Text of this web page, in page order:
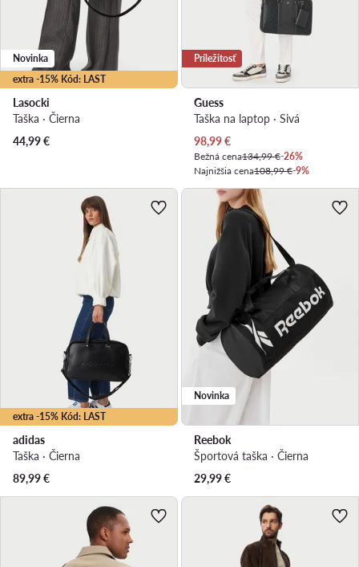
extra -15% Kód: LAST
Novinka
Lasocki
Taška · Čierna
44,99€
Príležitosť
Guess
Taška na laptop · Sivá
Aktuálna cena
98,99€
Bežná cena134,99 €-26%
Najnižšia cena108,99 €-9%
extra -15% Kód: LAST
adidas
Taška · Čierna
89,99€
Novinka
Reebok
Športová taška · Čierna
29,99€